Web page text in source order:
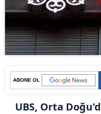
ABONE OL
UBS, Orta